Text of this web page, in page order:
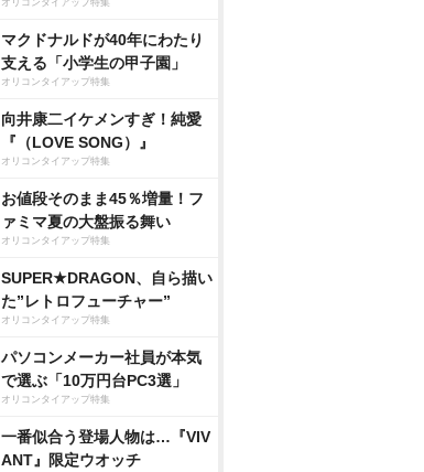
オリコンタイアップ特集
マクドナルドが40年にわたり
支える「小学生の甲子園」
オリコンタイアップ特集
向井康二イケメンすぎ！純愛
『（LOVE SONG）』
オリコンタイアップ特集
お値段そのまま45％増量！フ
ァミマ夏の大盤振る舞い
オリコンタイアップ特集
SUPER★DRAGON、自ら描い
た”レトロフューチャー”
オリコンタイアップ特集
パソコンメーカー社員が本気
で選ぶ「10万円台PC3選」
オリコンタイアップ特集
一番似合う登場人物は…『VIV
ANT』限定ウオッチ